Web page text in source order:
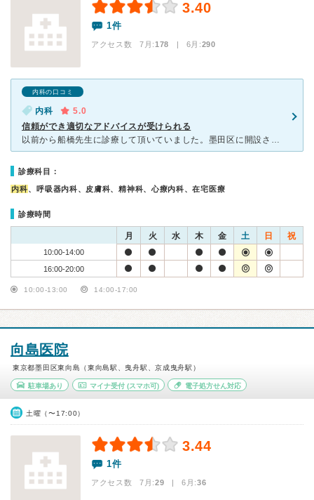
3.40
1件
アクセス数 7月:178 | 6月:290
内科の口コミ
内科
5.0
信頼ができ適切なアドバイスが受けられる
以前から船橋先生に診療して頂いていました。墨田区に開設されたので通院しています。血圧と糖尿で血液検査を2カ月に1回結果報告と診察して頂き適切なアドバイスを受けています。病院内も清潔で安心できます。また
診療科目：
内科、呼吸器内科、皮膚科、精神科、心療内科、在宅医療
診療時間
月 火 水 木 金 土 日 祝
10:00-14:00
16:00-20:00
10:00-13:00 14:00-17:00
向島医院
東京都墨田区東向島（東向島駅、曳舟駅、京成曳舟駅）
駐車場あり マイナ受付(スマホ可) 電子処方せん対応
土曜（〜17:00）
3.44
1件
アクセス数 7月:29 | 6月:36